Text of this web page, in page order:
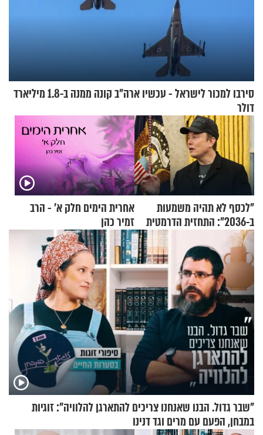
סירבו למכור לישראל - עכשיו ארה"ב קונה ממנה ב-1.8 מיליארד
דולר
"לכסף לא תהיה משמעות
ב-2036": התחזית הדרמטית
של אילון מאסק על עתיד
הכלכלה
אחרית הימים חלק א’ - הרב
זמיר כהן
"שבר גדול. הבנו שאנחנו צריכים להתארגן להלוויה": זוגיות
במבחן, הפעם עם מרים וגד דנינו